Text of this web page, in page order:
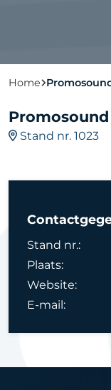
Home
Promosound
Stand nr. 1023
Stand nr.:
Plaats:
Website:
E-mail: